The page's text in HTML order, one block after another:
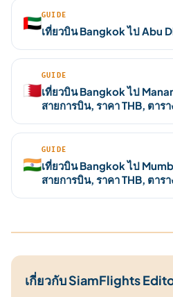
🇦🇪GUIDE
เที่ยวบิน Bangkok ไป Abu
🇧🇭
GUIDE
เที่ยวบิน Bangkok ไป
สายการบิน, ราคา THB, ตาร
🇮🇳
GUIDE
เที่ยวบิน Bangkok ไป
สายการบิน, ราคา THB, ตาร
เกี่ยวกับ SiamFlights